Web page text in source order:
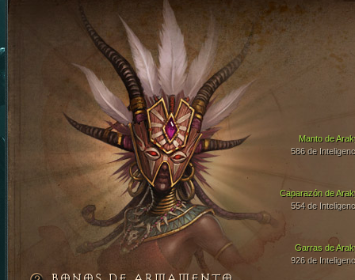
Caparazón de
554 de
Garras de
926 de
Manto de
586 de